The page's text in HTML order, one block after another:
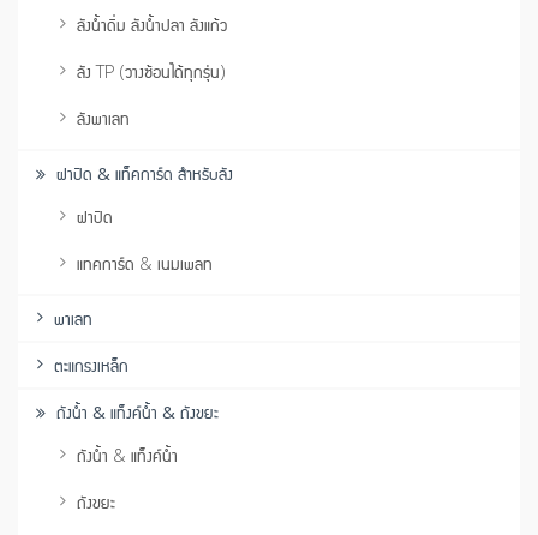
ลังน้ำดื่ม ลังน้ำปลา ลังแก้ว
ลัง TP (วางซ้อนได้ทุกรุ่น)
ลังพาเลท
ฝาปิด & แท็คการ์ด สำหรับลัง
ฝาปิด
แทคการ์ด & เนมเพลท
พาเลท
ตะแกรงเหล็ก
ถังน้ำ & แท็งค์น้ำ & ถังขยะ
ถังน้ำ & แท็งค์น้ำ
ถังขยะ